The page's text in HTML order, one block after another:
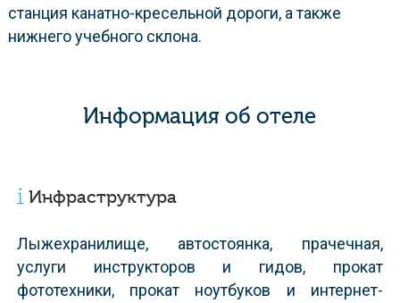
станция канатно-кресельной дороги, а также
нижнего учебного склона.
Информация об отеле
Инфраструктура
лыжехранилище, автостоянка, прачечная,
услуги инструкторов и гидов, прокат
фототехники, прокат ноутбуков и интернет-